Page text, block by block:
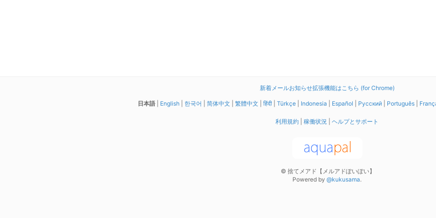
新着メールお知らせ拡張機能はこちら (for Chrome)
日本語 English 한국어 简体中文 繁體中文 हिंदी Türkçe Indonesia Español Русский Português
利用規約 稼働状況 ヘルプとサポート
© 捨てメアド【メルアドぽいぽい】
Powered by @kukusama.